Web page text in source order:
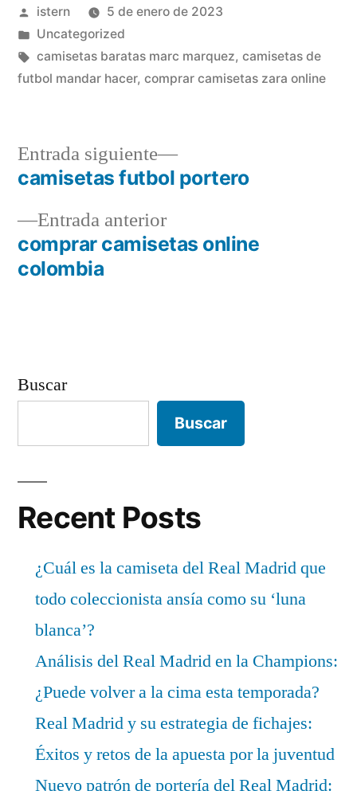
Publicado
por
istern
5 de enero de 2023
Publicado
en
Uncategorized
Etiquetas:
camisetas baratas marc marquez, camisetas de
futbol mandar hacer, comprar camisetas zara online
Navegación
de
entradas
Entrada anteriorEntrada
anterior:
comprar camisetas online
colombia
Entrada siguiente
Entrada
siguiente:
camisetas futbol portero
Buscar
Buscar
Recent Posts
¿Cuál es la camiseta del Real Madrid que
todo coleccionista ansía como su ‘luna
blanca’?
Análisis del Real Madrid en la Champions:
¿Puede volver a la cima esta temporada?
Real Madrid y su estrategia de fichajes:
Éxitos y retos de la apuesta por la juventud
Nuevo patrón de portería del Real Madrid: